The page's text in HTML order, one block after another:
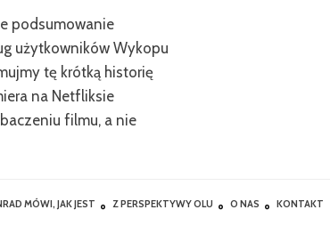
podsumowanie
użytkowników Wykopu
tę krótką historię
na Netfliksie
filmu, a nie
MÓWI, JAK JEST Z PERSPEKTYWY OLU O NAS KONTAKT